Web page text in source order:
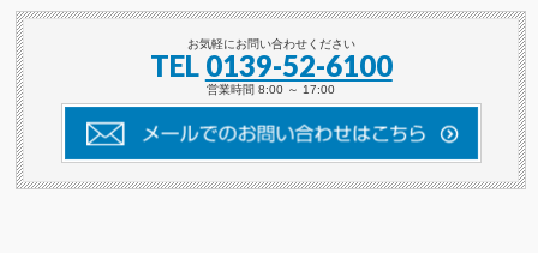
お気軽にお問い合わせください
TEL 0139-52-6100
営業時間 8:00 ～ 17:00